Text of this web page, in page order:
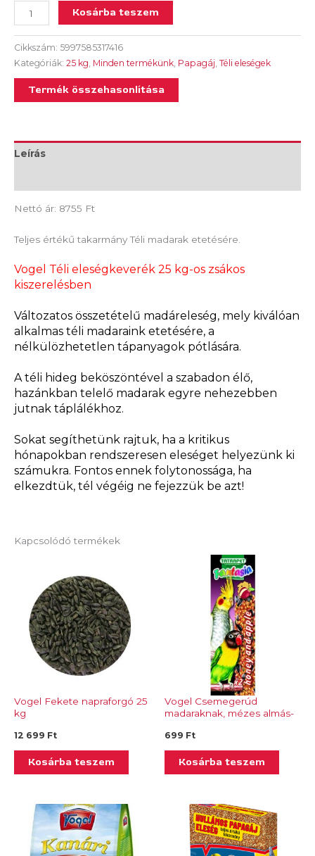
Kosárba teszem
Cikkszám: 5997585317416
Kategóriák: 25 kg, Minden termékünk, Papagáj, Téli eleségek
Termék összehasonlítása
Leírás
Nettó ár: 8755 Ft
Teljes értékű takarmány Téli madarak etetésére.
Vogel Téli eleségkeverék 25 kg-os zsákos
kiszerelésben
Változatos összetételű madáreleség, mely kiválóan
alkalmas téli madaraink etetésére, a
nélkülözhetetlen tápanyagok pótlására.
A téli hideg beköszöntével a szabadon élő,
hazánkban telelő madarak egyre nehezebben
jutnak táplálékhoz.
Sokat segíthetünk rajtuk, ha a kritikus
hónapokban rendszeresen eleséget helyezünk ki
számukra. Fontos ennek folytonossága, ha
elkezdtük, tél végéig ne fejezzük be azt!
Kapcsolódó termékek
Vogel Fekete napraforgó 25
kg
12 699 Ft
Kosárba teszem
Vogel Csemegerúd
madaraknak, mézes almás-
699 Ft
Kosárba teszem